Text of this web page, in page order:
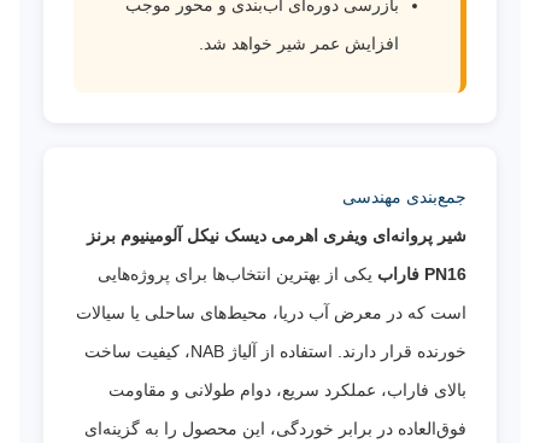
بازرسی دوره‌ای آب‌بندی و محور موجب
افزایش عمر شیر خواهد شد.
جمع‌بندی مهندسی
شیر پروانه‌ای ویفری اهرمی دیسک نیکل آلومینیوم برنز
PN16 فاراب
یکی از بهترین انتخاب‌ها برای پروژه‌هایی
است که در معرض آب دریا، محیط‌های ساحلی یا سیالات
خورنده قرار دارند. استفاده از آلیاژ NAB، کیفیت ساخت
بالای فاراب، عملکرد سریع، دوام طولانی و مقاومت
فوق‌العاده در برابر خوردگی، این محصول را به گزینه‌ای